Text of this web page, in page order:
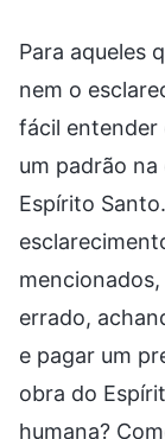
Para aqueles
nem o
fácil entender
um padrão
Espírito
errado,
e pagar um
obra do
humana?